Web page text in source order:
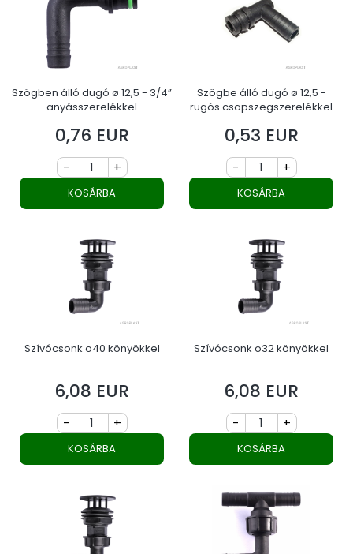
Szögben álló dugó ø 12,5 - 3/4”
anyásszerelékkel
Ár
0,76 EUR
- +
KOSÁRBA
Szögbe álló dugó ø 12,5 -
rugós csapszegszerelékkel
Ár
0,53 EUR
- +
KOSÁRBA
Szívócsonk o40 könyökkel
Ár
6,08 EUR
- +
KOSÁRBA
Szívócsonk o32 könyökkel
Ár
6,08 EUR
- +
KOSÁRBA